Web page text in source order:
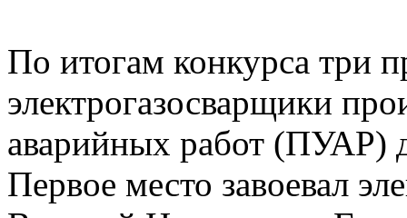
По итогам конкурса три
электрогазосварщики
аварийных работ (ПУАР)
Первое место завоевал